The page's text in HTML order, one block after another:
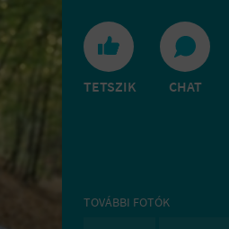
TETSZIK CHAT
TOVÁBBI FOTÓK